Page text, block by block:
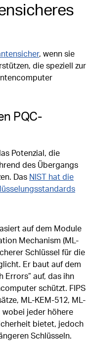
, wenn sie
die speziell zur
PQC-
Potenzial, die
des Übergangs
Das NIST hat die
auf dem Module
Mechanism (ML-
Schlüssel für die
Er baut auf dem
Errors” auf, das ihn
schützt. FIPS
ML-KEM-512, ML-
wobei jeder höhere
bietet, jedoch
Schlüsseln.